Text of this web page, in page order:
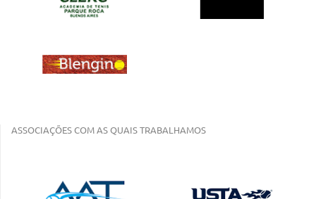
ASSOCIAÇÕES COM AS QUAIS TRABALHAMOS